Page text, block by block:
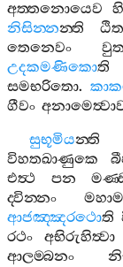
අත‍්තනොයෙව
හි
නිසින‍්නන‍්ති
තෙනෙවං
උදකමණිකොති
සමභරිතො.
ගීවං
සුභූමියන‍්ති
විහතඛාණුකෙ
එත්‍ථ
පන
ද‍්වින‍්නං
ආජඤ‍්ඤරථොති
රථං
අභිරුහිත්‍වා
ආලම‍්බනං